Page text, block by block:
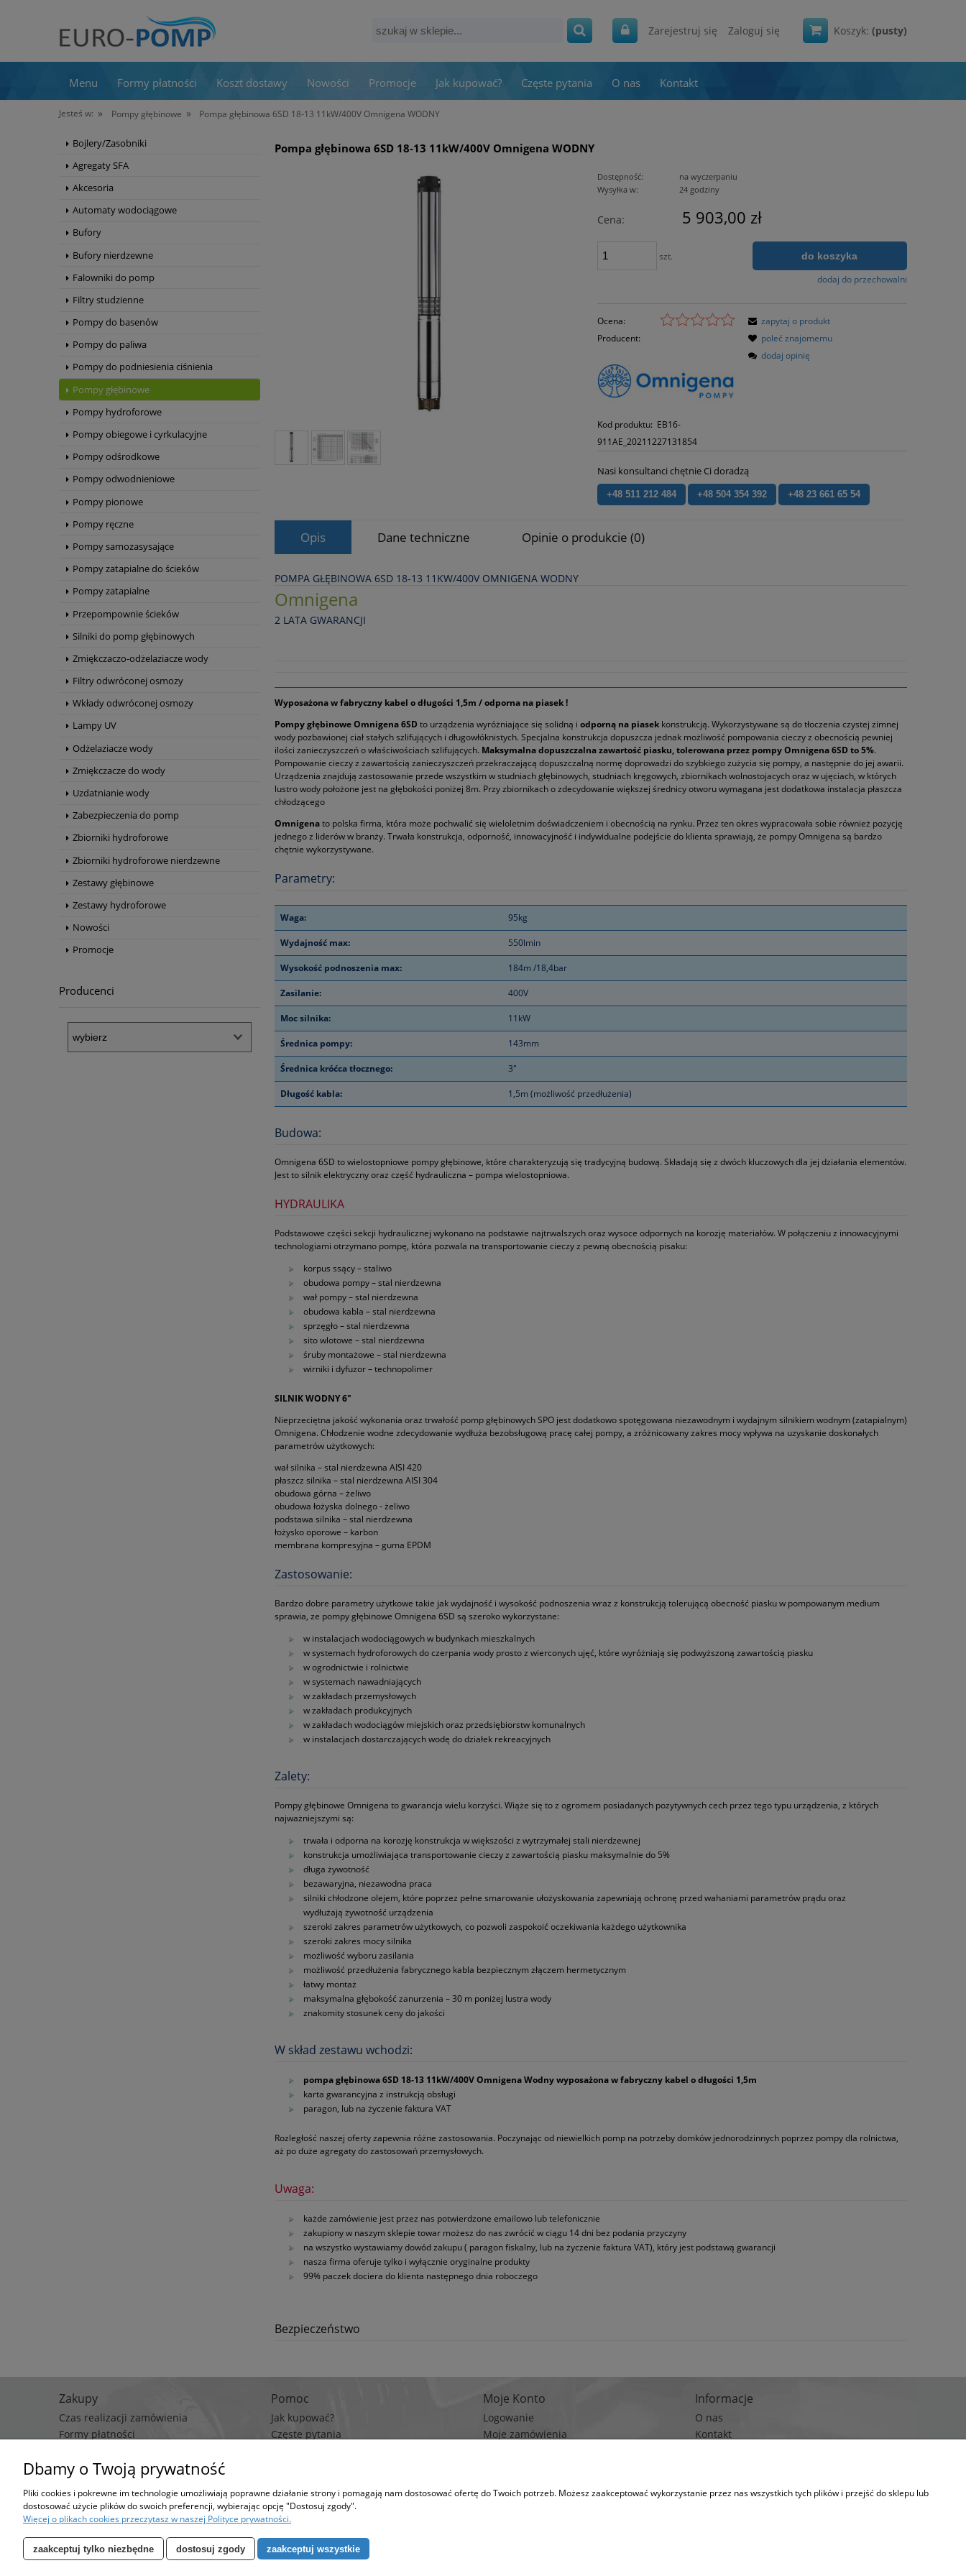
Koszyk: (pusty)
Zarejestruj się Zaloguj się
Menu Formy płatności Koszt dostawy Nowości Promocje Jak kupować? Częste pytania O nas Kontakt
Jesteś w: » Pompy głębinowe » Pompa głębinowa 6SD 18‑13 11kW/400V Omnigena WODNY
Bojlery/Zasobniki
Agregaty SFA
Akcesoria
Automaty wodociągowe
Bufory
Bufory nierdzewne
Falowniki do pomp
Filtry studzienne
Pompy do basenów
Pompy do paliwa
Pompy do podniesienia ciśnienia
Pompy głębinowe
Pompy hydroforowe
Pompy obiegowe i cyrkulacyjne
Pompy odśrodkowe
Pompy odwodnieniowe
Pompy pionowe
Pompy ręczne
Pompy samozasysające
Pompy zatapialne do ścieków
Pompy zatapialne
Przepompownie ścieków
Silniki do pomp głębinowych
Zmiękczaczo-odżelaziacze wody
Filtry odwróconej osmozy
Wkłady odwróconej osmozy
Lampy UV
Odżelaziacze wody
Zmiękczacze do wody
Uzdatnianie wody
Zabezpieczenia do pomp
Zbiorniki hydroforowe
Zbiorniki hydroforowe nierdzewne
Zestawy głębinowe
Zestawy hydroforowe
Nowości
Promocje
Producenci
Pompa głębinowa 6SD 18‑13 11kW/400V Omnigena WODNY
Dostępność:
na wyczerpaniu
Wysyłka w:
24 godziny
Cena: 5 903,00 zł
szt. do koszyka
dodaj do przechowalni
Ocena:
Producent:
Kod produktu: EB16-
911AE_20211227131854
zapytaj o produkt
poleć znajomemu
dodaj opinię
Nasi konsultanci chętnie Ci doradzą
+48 511 212 484 +48 504 354 392 +48 23 661 65 54
Opis Dane techniczne Opinie o produkcie (0)
POMPA GŁĘBINOWA 6SD 18‑13 11KW/400V OMNIGENA WODNY
Omnigena
2 LATA GWARANCJI
Wyposażona w fabryczny kabel o długości 1,5m / odporna na piasek !
Pompy głębinowe Omnigena 6SD to urządzenia wyróżniające się solidną i odporną na piasek konstrukcją. Wykorzystywane są do tłoczenia czystej zimnej
wody pozbawionej ciał stałych szlifujących i długowłóknistych. Specjalna konstrukcja dopuszcza jednak możliwość pompowania cieczy z obecnością pewniej
ilości zanieczyszczeń o właściwościach szlifujących. Maksymalna dopuszczalna zawartość piasku, tolerowana przez pompy Omnigena 6SD to 5%.
Pompowanie cieczy z zawartością zanieczyszczeń przekraczającą dopuszczalną normę doprowadzi do szybkiego zużycia się pompy, a następnie do jej awarii.
Urządzenia znajdują zastosowanie przede wszystkim w studniach głębinowych, studniach kręgowych, zbiornikach wolnostojacych oraz w ujęciach, w których
lustro wody położone jest na głębokości poniżej 8m. Przy zbiornikach o zdecydowanie większej średnicy otworu wymagana jest dodatkowa instalacja płaszcza
chłodzącego
Omnigenato polska firma, która może pochwalić się wieloletnim doświadczeniem i obecnością na rynku. Przez ten okres wypracowała sobie również pozycję
jednego z liderów w branży. Trwała konstrukcja, odporność, innowacyjność i indywidualne podejście do klienta sprawiają, że pompy Omnigena są bardzo
chętnie wykorzystywane.
Parametry:
Waga: 95kg
Wydajność max: 550lmin
Wysokość podnoszenia max: 184m /18,4bar
Zasilanie: 400V
Moc silnika: 11kW
Średnica pompy: 143mm
Średnica króćca tłocznego: 3"
Długość kabla: 1,5m (możliwość przedłużenia)
Budowa:
Omnigena 6SD to wielostopniowe pompy głębinowe, które charakteryzują się tradycyjną budową. Składają się z dwóch kluczowych dla jej działania elementów.
Jest to silnik elektryczny oraz część hydrauliczna – pompa wielostopniowa.
HYDRAULIKA
Podstawowe części sekcji hydraulicznej wykonano na podstawie najtrwalszych oraz wysoce odpornych na korozję materiałów. W połączeniu z innowacyjnymi
technologiami otrzymano pompę, która pozwala na transportowanie cieczy z pewną obecnością pisaku:
korpus ssący – staliwo
obudowa pompy – stal nierdzewna
wał pompy – stal nierdzewna
obudowa kabla – stal nierdzewna
sprzęgło – stal nierdzewna
sito wlotowe – stal nierdzewna
śruby montażowe – stal nierdzewna
wirniki i dyfuzor – technopolimer
SILNIK WODNY 6"
Nieprzeciętna jakość wykonania oraz trwałość pomp głębinowych SPO jest dodatkowo spotęgowana niezawodnym i wydajnym silnikiem wodnym (zatapialnym)
Omnigena. Chłodzenie wodne zdecydowanie wydłuża bezobsługową pracę całej pompy, a zróżnicowany zakres mocy wpływa na uzyskanie doskonałych
parametrów użytkowych:
wał silnika – stal nierdzewna AISI 420
płaszcz silnika – stal nierdzewna AISI 304
obudowa górna – żeliwo
obudowa łożyska dolnego ‑ żeliwo
podstawa silnika – stal nierdzewna
łożysko oporowe – karbon
membrana kompresyjna – guma EPDM
Zastosowanie:
Bardzo dobre parametry użytkowe takie jak wydajność i wysokość podnoszenia wraz z konstrukcją tolerującą obecność piasku w pompowanym medium
sprawia, ze pompy głębinowe Omnigena 6SD są szeroko wykorzystane:
w instalacjach wodociągowych w budynkach mieszkalnych
w systemach hydroforowych do czerpania wody prosto z wierconych ujęć, które wyróżniają się podwyższoną zawartością piasku
w ogrodnictwie i rolnictwie
w systemach nawadniających
w zakładach przemysłowych
w zakładach produkcyjnych
w zakładach wodociągów miejskich oraz przedsiębiorstw komunalnych
w instalacjach dostarczających wodę do działek rekreacyjnych
Zalety:
Pompy głębinowe Omnigena to gwarancja wielu korzyści. Wiąże się to z ogromem posiadanych pozytywnych cech przez tego typu urządzenia, z których
najważniejszymi są:
trwała i odporna na korozję konstrukcja w większości z wytrzymałej stali nierdzewnej
konstrukcja umożliwiająca transportowanie cieczy z zawartością piasku maksymalnie do 5%
długa żywotność
bezawaryjna, niezawodna praca
silniki chłodzone olejem, które poprzez pełne smarowanie ułożyskowania zapewniają ochronę przed wahaniami parametrów prądu oraz
wydłużają żywotność urządzenia
szeroki zakres parametrów użytkowych, co pozwoli zaspokoić oczekiwania każdego użytkownika
szeroki zakres mocy silnika
możliwość wyboru zasilania
możliwość przedłużenia fabrycznego kabla bezpiecznym złączem hermetycznym
łatwy montaż
maksymalna głębokość zanurzenia – 30 m poniżej lustra wody
znakomity stosunek ceny do jakości
W skład zestawu wchodzi:
pompa głębinowa 6SD 18‑13 11kW/400V Omnigena Wodny wyposażona w fabryczny kabel o długości 1,5m
karta gwarancyjna z instrukcją obsługi
paragon, lub na życzenie faktura VAT
Rozległość naszej oferty zapewnia różne zastosowania. Poczynając od niewielkich pomp na potrzeby domków jednorodzinnych poprzez pompy dla rolnictwa,
aż po duże agregaty do zastosowań przemysłowych.
Uwaga:
każde zamówienie jest przez nas potwierdzone emailowo lub telefonicznie
zakupiony w naszym sklepie towar możesz do nas zwrócić w ciągu 14 dni bez podania przyczyny
na wszystko wystawiamy dowód zakupu ( paragon fiskalny, lub na życzenie faktura VAT), który jest podstawą gwarancji
nasza firma oferuje tylko i wyłącznie oryginalne produkty
99% paczek dociera do klienta następnego dnia roboczego
Bezpieczeństwo
Zakupy
Czas realizacji zamówienia
Formy płatności
Pomoc
Jak kupować?
Częste pytania
Moje Konto
Logowanie
Moje zamówienia
Informacje
O nas
Kontakt
Strona korzysta z plików cookies w celu realizacji usług i zgodnie z Polityką Plików Cookies.
Możesz określić warunki przechowywania lub dostępu do plików cookies w Twojej przeglądarce. (polityka prywatności)
Dbamy o Twoją prywatność
Pliki cookies i pokrewne im technologie umożliwiają poprawne działanie strony i pomagają nam dostosować ofertę do Twoich potrzeb. Możesz zaakceptować wykorzystanie przez nas wszystkich tych plików i przejść do sklepu lub
dostosować użycie plików do swoich preferencji, wybierając opcję "Dostosuj zgody".
Więcej o plikach cookies przeczytasz w naszej Polityce prywatności.
zaakceptuj tylko niezbędne dostosuj zgody zaakceptuj wszystkie